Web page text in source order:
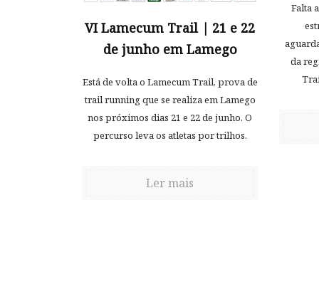
VI Lamecum Trail | 21 e 22
de junho em Lamego
Está de volta o Lamecum Trail, prova de
trail running que se realiza em Lamego
nos próximos dias 21 e 22 de junho. O
percurso leva os atletas por trilhos.
Ler mais
Falta
da